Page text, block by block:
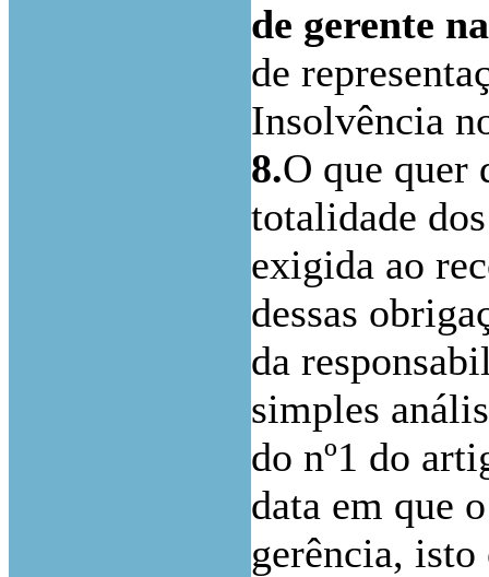
de gerente
de
Insolvência
8.O que quer
totalidade
exigida ao
dessas
da
simples
do nº1 do
data em que
gerência,